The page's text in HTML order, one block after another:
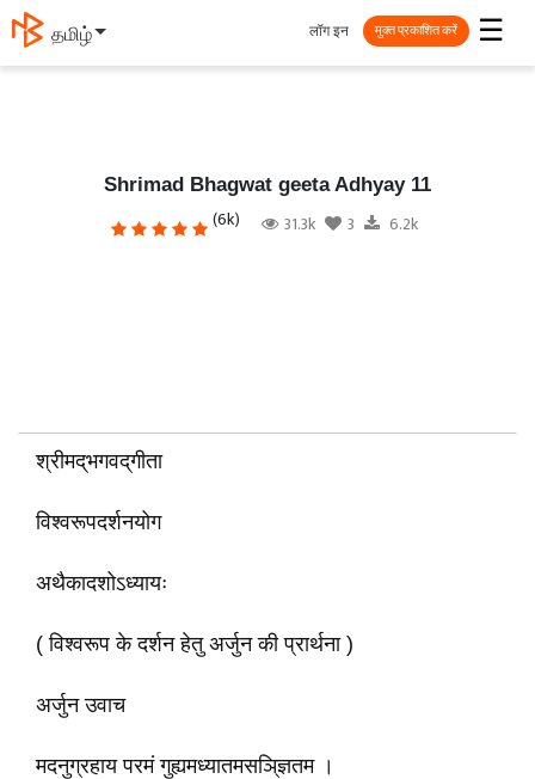
தமிழ் ☰
लॉग इन मुक्त प्रकाशित करें
Shrimad Bhagwat geeta Adhyay 11
(6k) 31.3k 3 6.2k
श्रीमद्‌भगवद्‌गीता
विश्वरूपदर्शनयोग
अथैकादशोऽध्यायः
( विश्वरूप के दर्शन हेतु अर्जुन की प्रार्थना )
अर्जुन उवाच
मदनुग्रहाय परमं गुह्यमध्यातमसञि्‌ज्ञतम ।